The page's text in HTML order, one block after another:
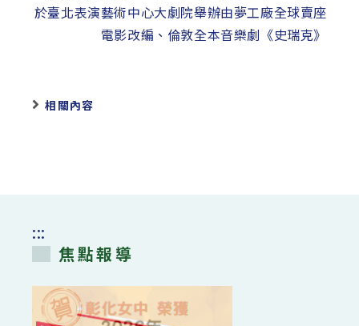
於臺北表演藝術中心大劇院舉辦由夢工廠全球賣座
電影改編、倫敦全本音樂劇《史瑞克》
相關內容
:::
焦點報導